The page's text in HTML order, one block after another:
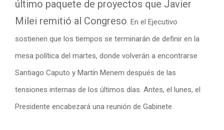
último paquete de proyectos que Javier
Milei remitió al Congreso. En el Ejecutivo
sostienen que los tiempos se terminarán de definir en la
mesa política del martes, donde volverán a encontrarse
Santiago Caputo y Martín Menem después de las
tensiones internas de los últimos días. Antes, el lunes, el
Presidente encabezará una reunión de Gabinete.